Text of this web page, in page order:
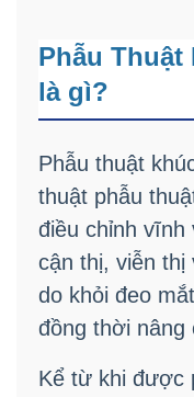
Phẫu Thuật
là gì?
Phẫu thuật
thuật phẫu
điều chỉnh vĩnh
cận thị, viễn
do khỏi đeo
đồng thời nâng
Kể từ khi được